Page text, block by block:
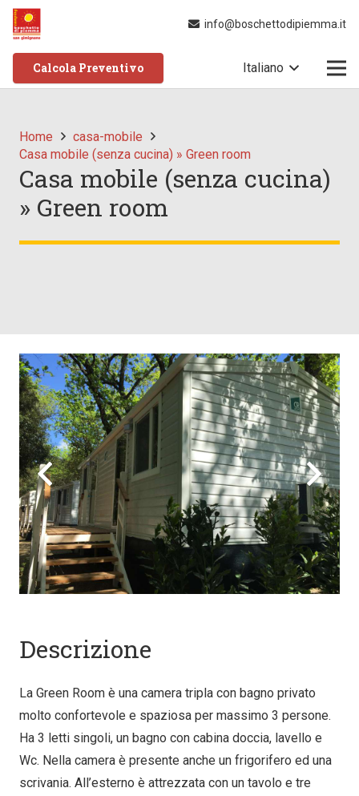
info@boschettodipiemma.it
Calcola Preventivo Italiano
Home
casa-mobile
Casa mobile (senza cucina) » Green room
Casa mobile (senza cucina)
» Green room
Descrizione
La Green Room è una camera tripla con bagno privato
molto confortevole e spaziosa per massimo 3 persone.
Ha 3 letti singoli, un bagno con cabina doccia, lavello e
Wc. Nella camera è presente anche un frigorifero ed una
scrivania. All’esterno è attrezzata con un tavolo e tre